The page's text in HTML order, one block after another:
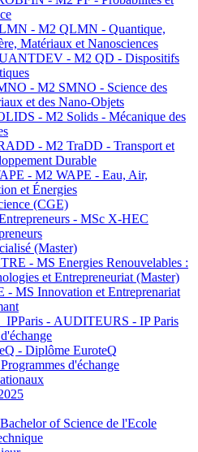
- M2 QLMN - Quantique,
Matériaux et Nanosciences
- M2 QD - Dispositifs
- M2 SMNO - Science des
et des Nano-Objets
- M2 Solids - Mécanique des
- M2 TraDD - Transport et
Durable
- M2 WAPE - Eau, Air,
et Énergies
(CGE)
- MSc X-HEC
(Master)
- MS Energies Renouvelables :
et Entrepreneuriat (Master)
- MS Innovation et Entreprenariat
- AUDITEURS - IP Paris
- Diplôme EuroteQ
d'échange
of Science de l'Ecole